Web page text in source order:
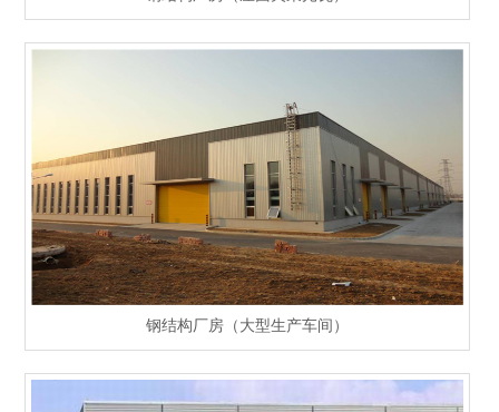
钢结构厂房（大型生产车间）